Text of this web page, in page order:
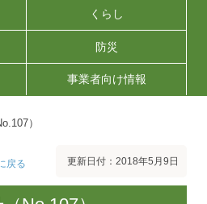
くらし
防災
事業者向け情報
）
戻る 更新日付：2018年5月9日